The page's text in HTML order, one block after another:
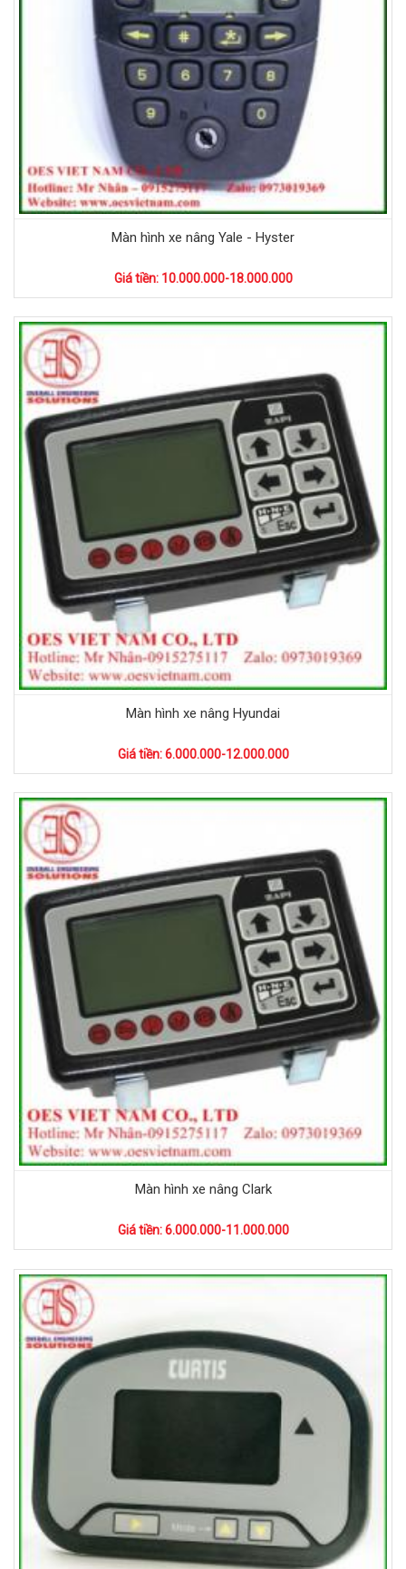
Màn hình xe nâng Yale - Hyster
Giá tiền: 10.000.000-18.000.000
Màn hình xe nâng Hyundai
Giá tiền: 6.000.000-12.000.000
Màn hình xe nâng Clark
Giá tiền: 6.000.000-11.000.000